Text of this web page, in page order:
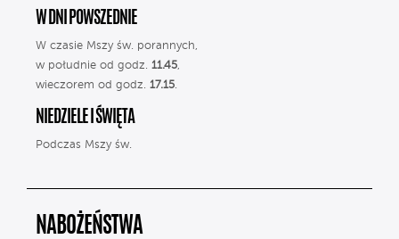
W DNI POWSZEDNIE
W czasie Mszy św. porannych,
w południe od godz. 11.45
wieczorem od godz. 17.15
NIEDZIELE I ŚWIĘTA
Podczas Mszy św.
NABOŻEŃSTWA